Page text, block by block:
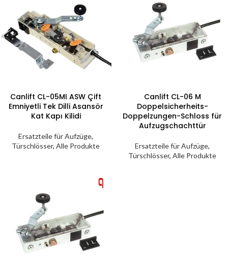
Canlift CL-05MI ASW Çift
Emniyetli Tek Dilli Asansör
Kat Kapı Kilidi
Ersatzteile für Aufzüge,
Türschlösser, Alle Produkte
Canlift CL-06 M
Doppelsicherheits-
Doppelzungen-Schloss für
Aufzugschachttür
Ersatzteile für Aufzüge,
Türschlösser, Alle Produkte